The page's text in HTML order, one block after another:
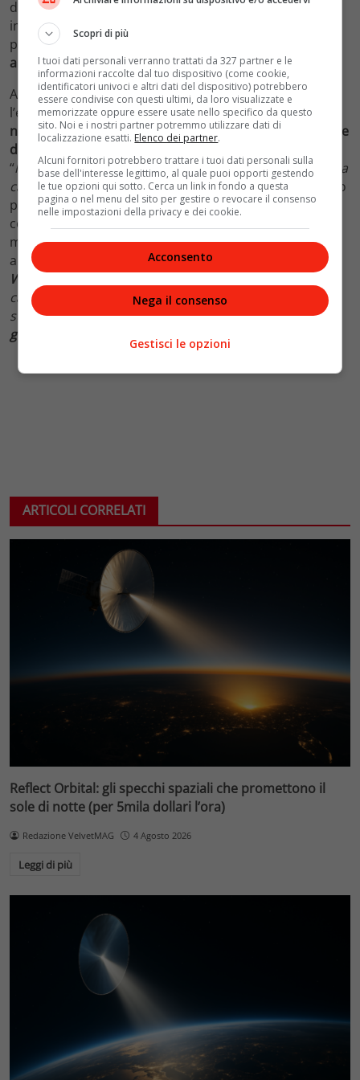
donna,Gyorgy Magyar, afferma però che siccome le
imputazioni a carico di Salis si riferiscono a fatti
precedenti,
non è matematico
applichi l’immunità.
A questo proposito è utile ricordare come nel 2019
l’eurodeputato catalanoOriol Junqueras Viessi vide
negarelascarcerazione daigiudici spagnoli .Ma
Corte
di giustizia europea intervenne
“l’immunità comporta la revoca della misura di custodia
cautelare imposta alla persona interessata“. Poco dopo
però l’uomoricevette una condanna in via definitiva
con
conseguente decadenza dal seggio
mai a occupare. Nel novembre scorso, invece, si legge
ancora sul Corriere della Sera, “l’ex ministro polacco
Wlodzimierz Karpinski
candidato non eletto a Strasburgo nel 2019, è
subentrato a un deputato dimissionario. Per questo
giudici polacchi l’hanno liberato
ARTICOLI CORRELATI
Reflect Orbital: gli specchi spaziali che promettono il
sole di notte (per 5mila dollari l’ora)
Redazione VelvetMAG 4 Agosto 2026
Leggi di più
Scopri di più
I tuoi dati personali verranno trattati da 327 partner e le
informazioni raccolte dal tuo dispositivo (come cookie,
identificatori univoci e altri dati del dispositivo) potrebbero
essere condivise con questi ultimi, da loro visualizzate e
memorizzate oppure essere usate nello specifico da questo
sito. Noi e i nostri partner potremmo utilizzare dati di
localizzazione esatti. Elenco dei partner.
Alcuni fornitori potrebbero trattare i tuoi dati personali sulla
base dell'interesse legittimo, al quale puoi opporti gestendo
le tue opzioni qui sotto. Cerca un link in fondo a questa
pagina o nel menu del sito per gestire o revocare il consenso
nelle impostazioni della privacy e dei cookie.
Acconsento
Nega il consenso
Gestisci le opzioni